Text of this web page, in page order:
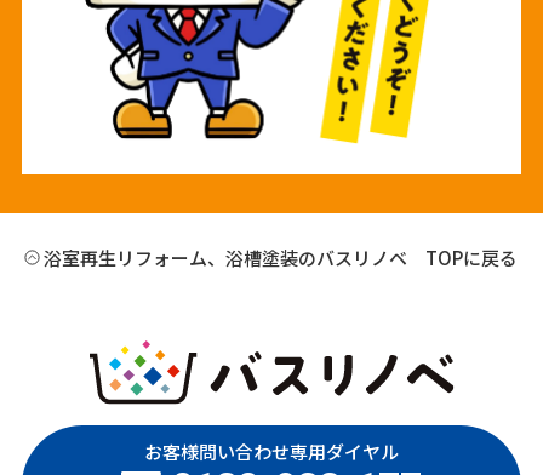
浴室再生リフォーム、浴槽塗装のバスリノベ TOPに戻る
お客様問い合わせ専用ダイヤル